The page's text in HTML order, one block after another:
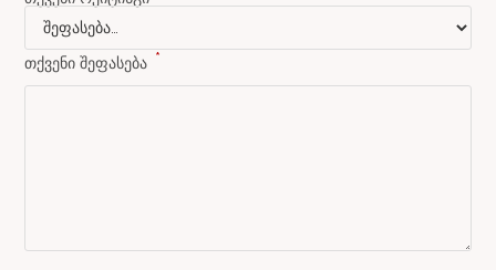
თქვენი შეფასება *